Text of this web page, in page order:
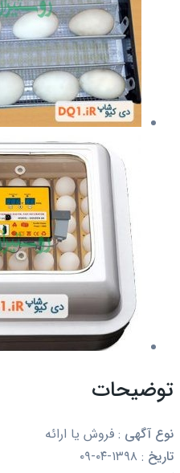
توضیحات
نوع آگهی : فروش یا ارائه
تاریخ :